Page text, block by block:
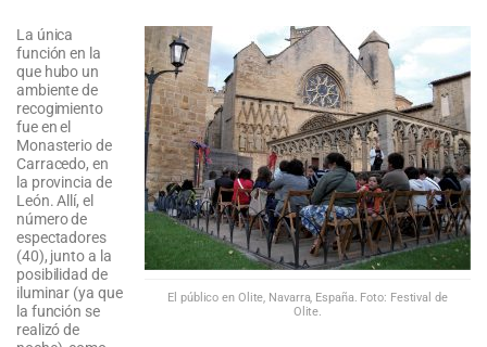
El público en Olite, Navarra, España. Foto: Festival de
Olite.
La única
función en la
que hubo un
ambiente de
recogimiento
fue en el
Monasterio de
Carracedo, en
la provincia de
León. Allí, el
número de
espectadores
(40), junto a la
posibilidad de
iluminar (ya que
la función se
realizó de